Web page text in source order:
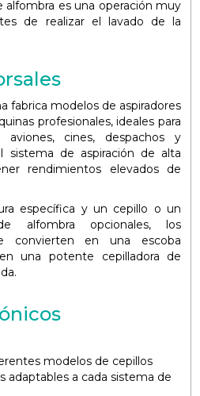
alfombra es una operación muy
de realizar el lavado de la
modelos de aspiradores
profesionales, ideales para
cines, despachos y
sistema de aspiración de alta
rendimientos elevados de
específica y un cepillo o un
alfombra opcionales, los
convierten en una escoba
una potente cepilladora de
modelos de cepillos
adaptables a cada sistema de